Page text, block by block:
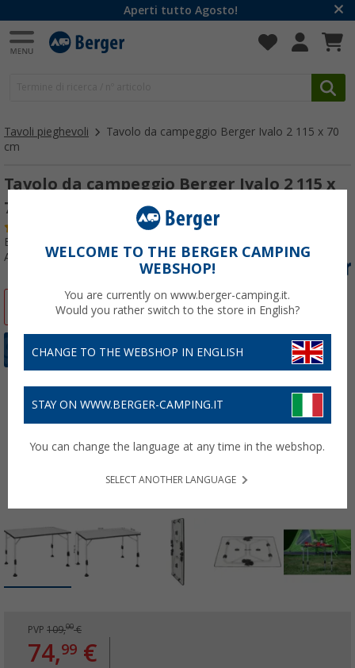
Aperti tutto Agosto!
Tavoli pieghevoli
Tavolo da campeggio Berger Ivalo 2 115 x 70
cm
Tavolo da campeggio Berger Ivalo 2 115 x
70 cm
100)
Esito test:
Articolo n: 729630
-31%
PVP 109,00€
74,99 €
WELCOME TO THE BERGER CAMPING
WEBSHOP!
You are currently on www.berger-camping.it.
Would you rather switch to the store in English?
CHANGE TO THE WEBSHOP IN ENGLISH
STAY ON WWW.BERGER-CAMPING.IT
You can change the language at any time in the webshop.
SELECT ANOTHER LANGUAGE